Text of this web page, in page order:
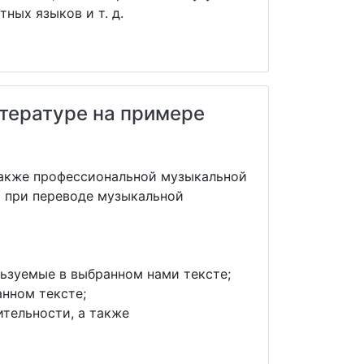
языков и т. д.
на примере
профессиональной музыкальной
переводе музыкальной
в выбранном нами тексте;
тексте;
а также